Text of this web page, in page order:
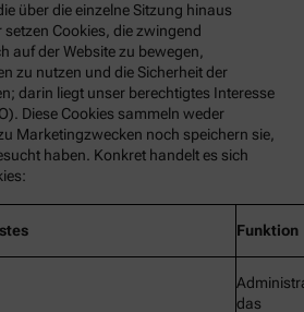
über die einzelne Sitzung hinaus
Cookies, die zwingend
auf der Website zu bewegen,
zu nutzen und die Sicherheit der
darin liegt unser berechtigtes Interesse
Diese Cookies sammeln weder
Marketingzwecken noch speichern sie,
haben. Konkret handelt es sich
Funktion
das